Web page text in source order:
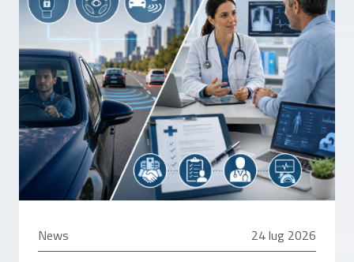
News 24 luglio 2026
24 lug 2026